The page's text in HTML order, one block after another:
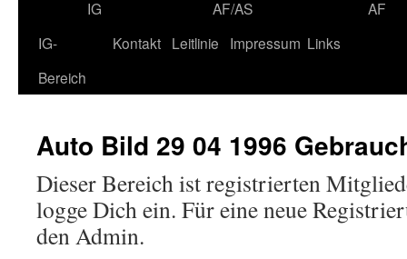
IG
AF/AS
AF
IG-
Bereich
Kontakt Leitlinie Impressum Links
Auto Bild 29 04 1996
Dieser Bereich ist registrierten
logge Dich ein. Für eine neue
den Admin.